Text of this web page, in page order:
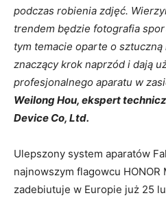
podczas robienia zdjęć.
trendem będzie fotografia
tym temacie oparte o
znaczący krok naprzód i dają
profesjonalnego aparatu w
Weilong Hou, ekspert
Device Co, Ltd.
Ulepszony system aparatów
najnowszym flagowcu
zadebiutuje w Europie już 25